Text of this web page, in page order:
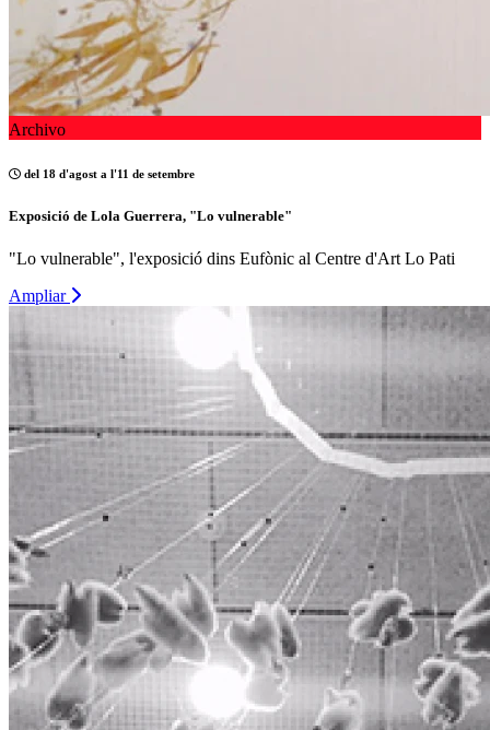
Archivo
del 18 d'agost a l'11 de setembre
Exposició de Lola Guerrera, "Lo vulnerable"
"Lo vulnerable", l'exposició dins Eufònic al Centre d'Art Lo Pati
Ampliar